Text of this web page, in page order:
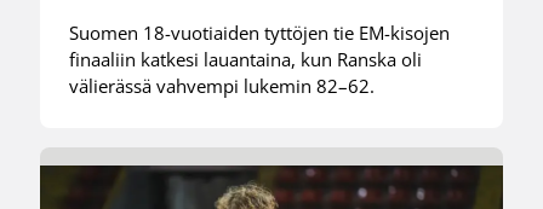
Suomen 18-vuotiaiden tyttöjen tie EM-kisojen
finaaliin katkesi lauantaina, kun Ranska oli
välierässä vahvempi lukemin 82–62.